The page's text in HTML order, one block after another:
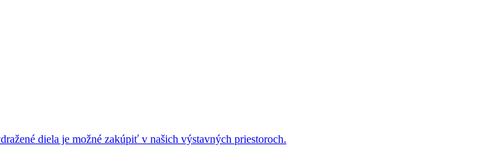
diela je možné zakúpiť v našich výstavných priestoroch.